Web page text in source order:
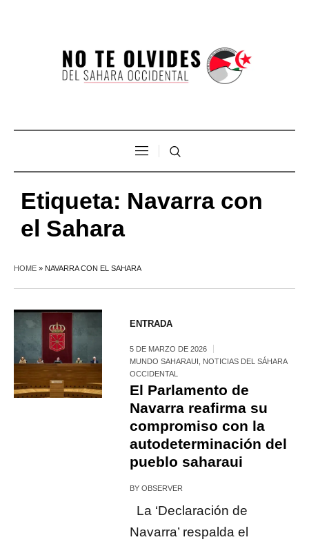
Etiqueta: Navarra con
el Sahara
HOME » NAVARRA CON EL SAHARA
ENTRADA
5 DE MARZO DE 2026
MUNDO SAHARAUI
NOTICIAS DEL SÁHARA
OCCIDENTAL
El Parlamento de
Navarra reafirma su
compromiso con la
autodeterminación del
pueblo saharaui
BYOBSERVER
La ‘Declaración de
Navarra’ respalda el